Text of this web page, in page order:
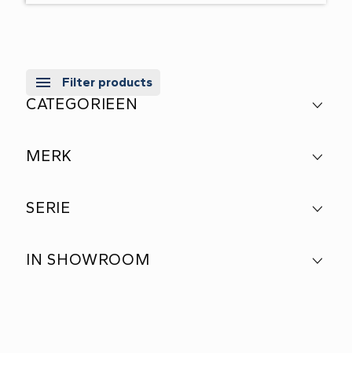
Filter products
CATEGORIEEN
MERK
SERIE
IN SHOWROOM